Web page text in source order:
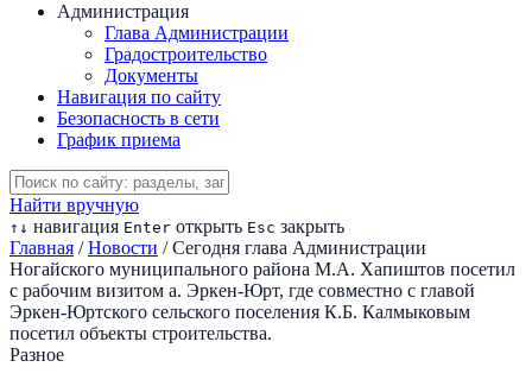
Администрация
Глава Администрации
Градостроительство
Документы
Навигация по сайту
Безопасность в сети
График приема
Найти вручную
↑ ↓ навигация Enter открыть Esc закрыть
Главная / Новости / Сегодня глава Администрации
Ногайского муниципального района М.А. Хапиштов посетил
с рабочим визитом а. Эркен-Юрт, где совместно с главой
Эркен-Юртского сельского поселения К.Б. Калмыковым
посетил объекты строительства.
Разное